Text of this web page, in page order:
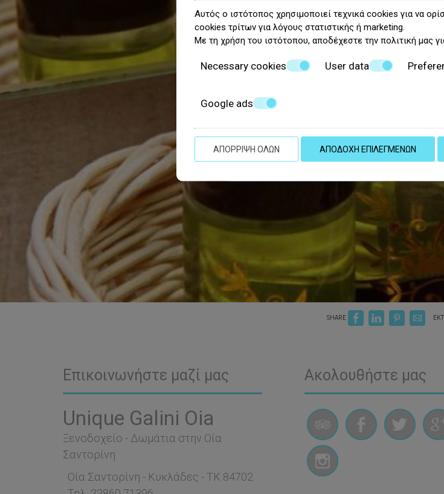
Χαρείτε την φιλοξενία
ΚΡΆΤΗΣΗ ONLINE
SHARE
Επικοινωνήστε μαζί μας
Unique Galini Oia
Ξενοδοχείο - Δωμάτια στην Οία
Σαντορίνη
Οία Σαντορίνη - Κυκλάδες - ΤΚ 84702
Ακολουθήστε μας
Αυτός ο ιστότοπος χρησιμοποιεί τεχνικά cookies για να
cookies τρίτων για λόγους στατιστικής ή marketing.
Με τη χρήση του ιστότοπου, αποδέχεστε την πολιτική μας
Necessary cookies User data
Google ads
ΑΠΌΡΡΙΨΗ ΌΛΩΝ ΑΠΟΔΟΧΉ ΕΠΙΛΕΓΜΈΝΩΝ